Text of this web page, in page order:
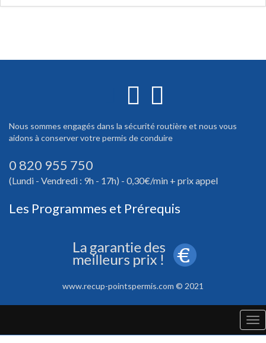
Nous sommes engagés dans la sécurité routière et nous vous
aidons à conserver votre permis de conduire
0 820 955 750
(Lundi - Vendredi : 9h - 17h) - 0,30€/min + prix appel
Les Programmes et Prérequis
www.recup-pointspermis.com © 2021